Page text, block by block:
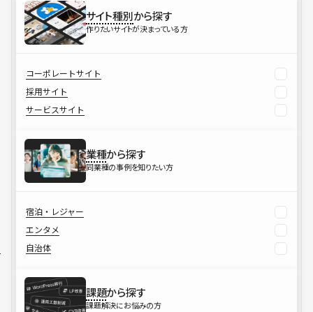
サイト種別から探す
作りたいサイトが決まっている方
コーポレートサイト
採用サイト
サービスサイト
業種から探す
同業種の事例を知りたい方
宿泊・レジャー
エンタメ
自治体
課題から探す
課題解決にお悩みの方